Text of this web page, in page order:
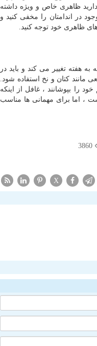
ظاهری خاص و ویژه داشته
در اندامتان را مخفی کنید و
ظاهری خود توجه کنید.
هفته تغییر می کند و باید در
مانند کتان و نخ استفاده شود.
را بپوشانند ، غافل از اینکه
، اما برای مهمانی ها مناسب
3860
X